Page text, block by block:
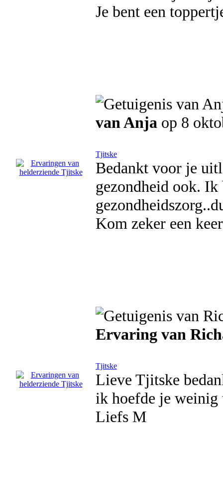
Je bent een
van Anja op 8
Tjitske
Bedankt voor je
gezondheid ook.
Kom zeker een
Ervaring van
Tjitske
Lieve Tjitske
ik hoefde je weinig
Liefs M